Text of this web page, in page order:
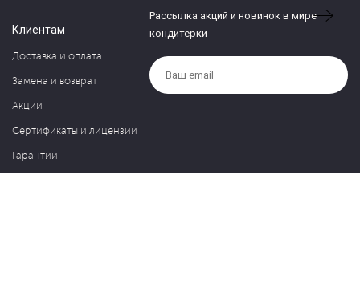
Клиентам
Доставка и оплата
Замена и возврат
Акции
Сертификаты и лицензии
Гарантии
Рассылка акций и новинок в мире
кондитерки